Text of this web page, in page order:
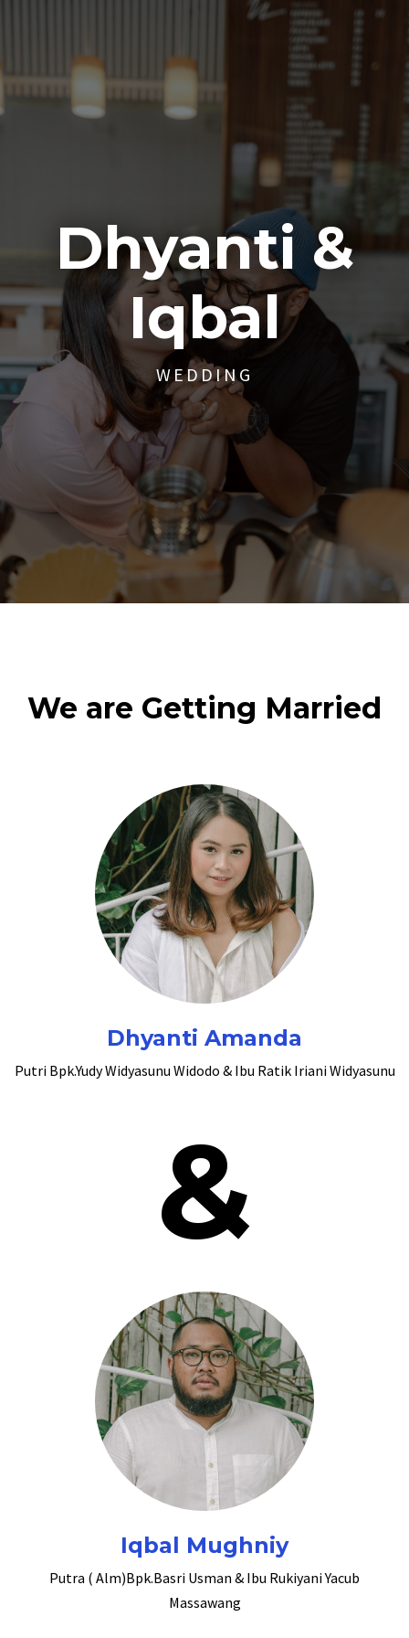
Dhyanti &
Iqbal
WEDDING
We are Getting Married
Dhyanti Amanda
Putri Bpk.Yudy Widyasunu Widodo & Ibu Ratik Iriani Widyasunu
&
Iqbal Mughniy
Putra ( Alm)Bpk.Basri Usman & Ibu Rukiyani Yacub
Massawang